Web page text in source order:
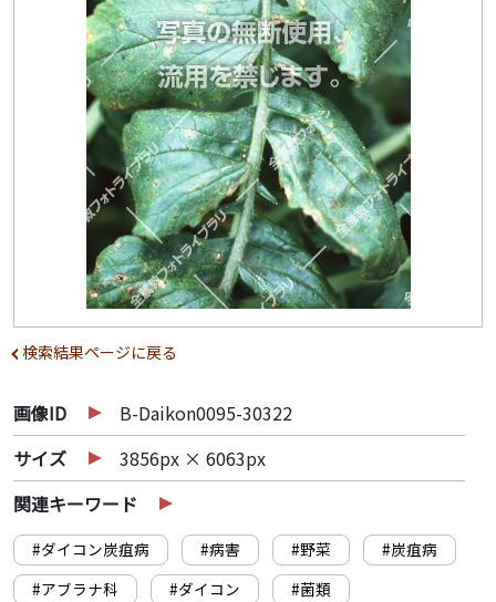
検索結果ページに戻る
画像ID
B-Daikon0095-30322
サイズ
3856px × 6063px
関連キーワード
#ダイコン炭疽病 #病害 #野菜
#炭疽病
#アブラナ科
#ダイコン #菌類